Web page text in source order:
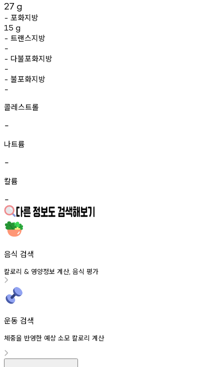
27 g
- 포화지방
15 g
- 트랜스지방
-
- 다불포화지방
-
- 불포화지방
-
콜레스트롤
-
나트륨
-
칼륨
-
음식 검색
칼로리 & 영양정보 계산, 음식 평가
운동 검색
체중을 반영한 예상 소모 칼로리 계산